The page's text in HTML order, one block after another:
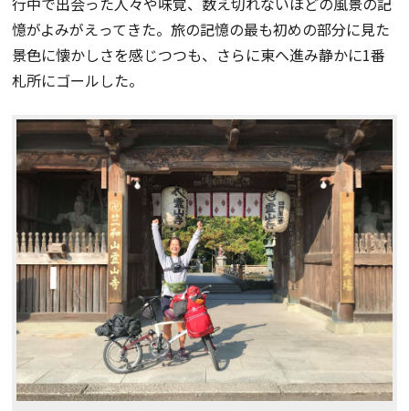
憶がよみがえってきた。旅の記憶の最も初めの部分に見た
景色に懐かしさを感じつつも、さらに東へ進み静かに1番
札所にゴールした。